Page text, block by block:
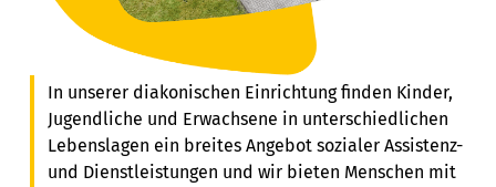
In unserer diakonischen Einrichtung finden Kinder,
Jugendliche und Erwachsene in unterschiedlichen
Lebenslagen ein breites Angebot sozialer Assistenz-
und Dienstleistungen und wir bieten Menschen mit